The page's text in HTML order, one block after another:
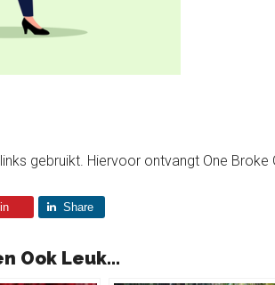
gebruikt. Hiervoor ontvangt One
Share
Ook Leuk...